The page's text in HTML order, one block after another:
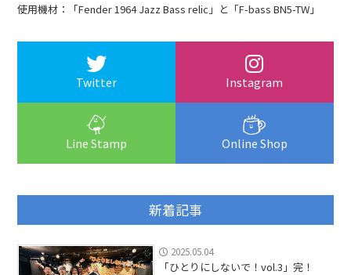
使用機材：「Fender 1964 Jazz Bass relic」と「F-bass BN5-TW」
Twitter Instagram
Line Stamp Online Shop
新着記事
2025.05.04
「ひとりにしないで！vol.3」完！